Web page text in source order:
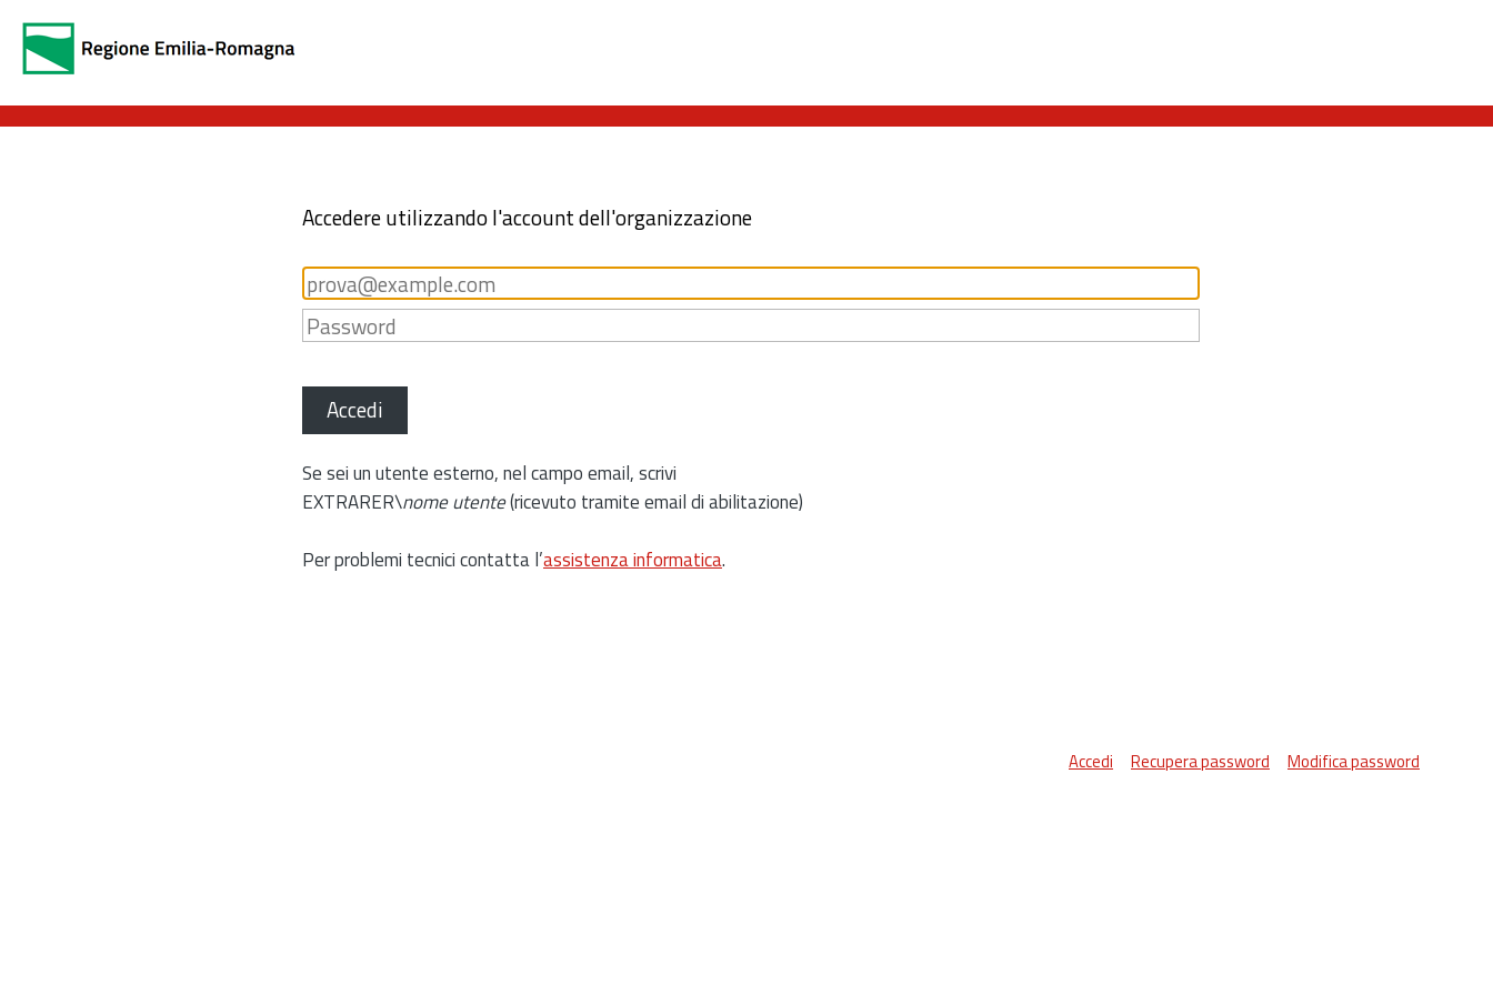
Accedere utilizzando l'account dell'organizzazione
Accedi
Se sei un utente esterno, nel campo email, scrivi
EXTRARER\nome utente(ricevuto tramite email di abilitazione)
Per problemi tecnici contatta l’assistenza informatica.
Accedi Recupera password Modifica password